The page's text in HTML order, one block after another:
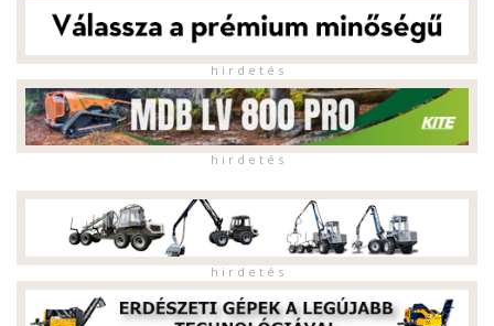
h i r d e t é s
h i r d e t é s
h i r d e t é s